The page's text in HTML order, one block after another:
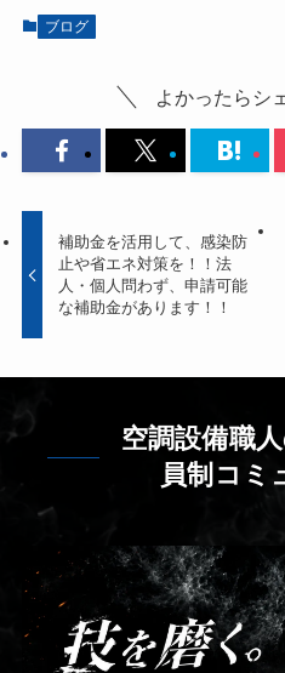
ブログ
よかったらシ
補助金を活用して、感染防
止や省エネ対策を！！法
人・個人問わず、申請可能
な補助金があります！！
空調設備職
員制コミ